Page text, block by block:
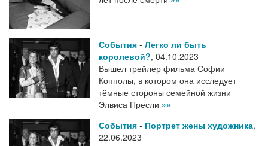
События - Легко ли быть
королевой?, 04.10.2023
Вышел трейлер фильма Софии
Копполы, в котором она исследует
тёмные стороны семейной жизни
Элвиса Пресли »»
События - Портрет жены художника,
22.06.2023